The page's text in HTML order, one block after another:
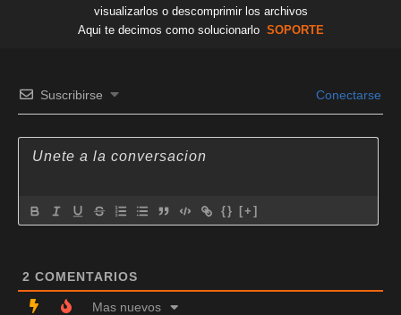
visualizarlos o descomprimir los archivos
Aqui te decimos como solucionarlo SOPORTE
Suscribirse Conectarse
{} [+]
2 COMENTARIOS
Mas nuevos